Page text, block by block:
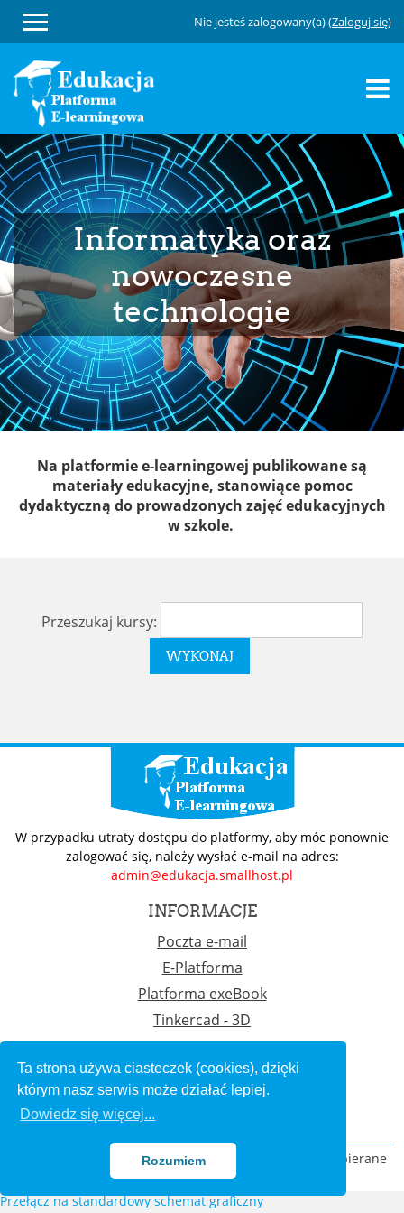
Ta strona używa ciasteczek (cookies), dzięki
którym nasz serwis może działać lepiej.
Dowiedz się więcej...
Rozumiem
głównej
zawartości
Nie jesteś zalogowany(a) (Zaloguj się)
Informatyka oraz
nowoczesne
technologie
Na platformie e-learningowej publikowane są
materiały edukacyjne, stanowiące pomoc
dydaktyczną do prowadzonych zajęć edukacyjnych
w szkole.
Przeszukaj kursy:
W przypadku utraty dostępu do platformy, aby móc ponownie
zalogować się, należy wysłać e-mail na adres:
admin@edukacja.smallhost.pl
INFORMACJE
Poczta e-mail
E-Platforma
Platforma exeBook
Tinkercad - 3D
Programowanie
KONTAKT
E-mail :admin@edukacja.smallhost.pl
Copyright © 2015 - Rozwijane przez
. Wspierane
przezMoodle
Przełącz na standardowy schemat graficzny